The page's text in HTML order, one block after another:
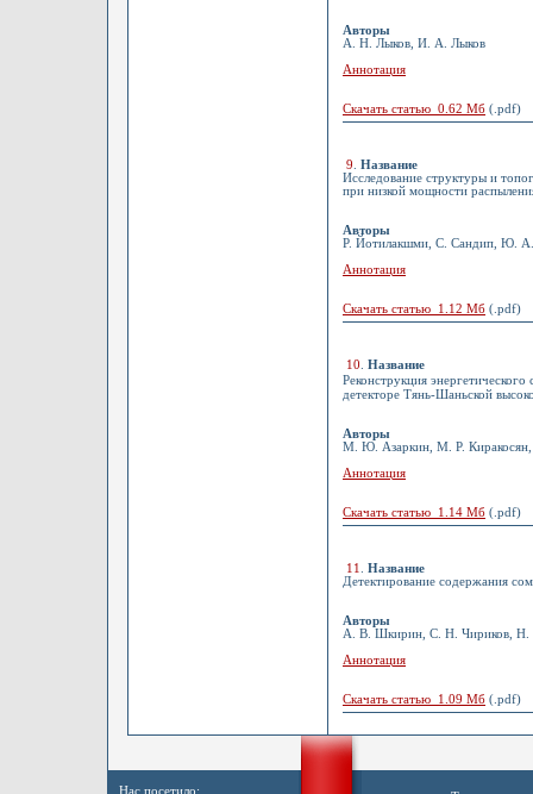
Авторы
А. Н. Лыков, И. А. Лыков
Аннотация
Скачать статью 0.62 Мб (.pdf)
9
Название
Исследование структуры и
при низкой мощности
Авторы
Р. Йотилакшми, С. Сандип, Ю.
Аннотация
Скачать статью 1.12 Мб (.pdf)
10
Название
Реконструкция
детекторе Тянь-Шаньской
Авторы
М. Ю. Азаркин, М. Р.
Аннотация
Скачать статью 1.14 Мб (.pdf)
11
Название
Детектирование содержания
Авторы
А. В. Шкирин, С. Н. Чириков, Н.
Аннотация
Скачать статью 1.09 Мб (.pdf)
Нас посетило: